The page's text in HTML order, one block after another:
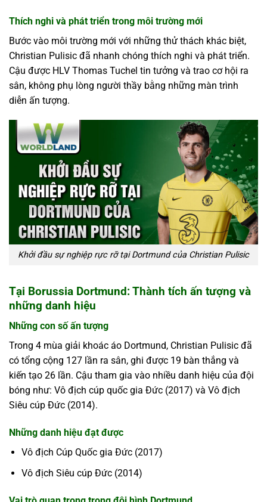
Thích nghi và phát triển trong môi trường mới
Bước vào môi trường mới với những thử thách khác biệt,
Christian Pulisic đã nhanh chóng thích nghi và phát triển.
Cậu được HLV Thomas Tuchel tin tưởng và trao cơ hội ra
sân, không phụ lòng người thầy bằng những màn trình
diễn ấn tượng.
Khởi đầu sự nghiệp rực rỡ tại Dortmund của Christian Pulisic
Tại Borussia Dortmund: Thành tích ấn tượng và
những danh hiệu
Những con số ấn tượng
Trong 4 mùa giải khoác áo Dortmund, Christian Pulisic đã
có tổng cộng 127 lần ra sân, ghi được 19 bàn thắng và
kiến tạo 26 lần. Cậu tham gia vào nhiều danh hiệu của đội
bóng như: Vô địch cúp quốc gia Đức (2017) và Vô địch
Siêu cúp Đức (2014).
Những danh hiệu đạt được
Vô địch Cúp Quốc gia Đức (2017)
Vô địch Siêu cúp Đức (2014)